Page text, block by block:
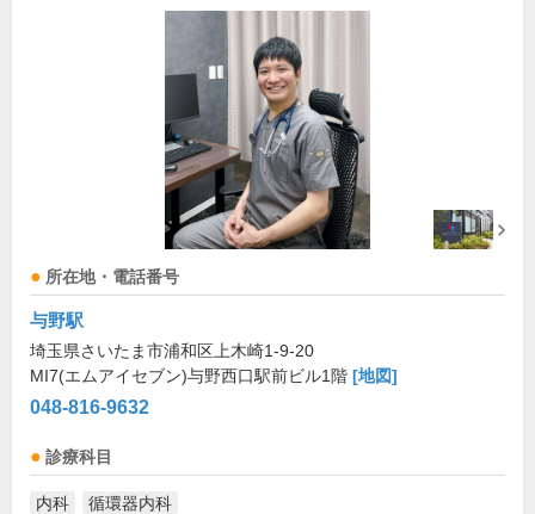
所在地・電話番号
与野駅
埼玉県さいたま市浦和区上木崎1-9-20
MI7(エムアイセブン)与野西口駅前ビル1階 [地図]
048-816-9632
診療科目
内科 循環器内科